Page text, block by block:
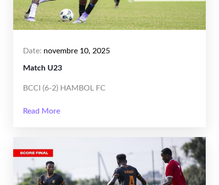
Date: novembre 10, 2025
Match U23
BCCI (6-2) HAMBOL FC
Read More